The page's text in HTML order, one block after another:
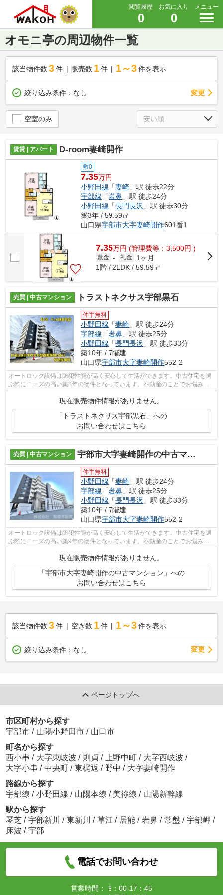
閲覧履歴
0
お気に入り
0
メニュー
オモニ亭の周辺物件一覧
該当物件数 3件 販売数 1 件 1～3 件を表示
絞り込み条件： なし 変更
空室のみ
賃貸 | アパート D-room妻崎開作
敷0
7.35万円
小野田線 「妻崎 」駅 徒歩22分
宇部線 「岩鼻 」駅 徒歩24分
小野田線 「長門長沢 」駅 徒歩30分
築3年 / 59.59㎡
山口県宇部市大字妻崎開作601番1
7.35万円 (管理費等：3,500円 )
敷金 - 礼金
1ヶ月
1階 / 2LDK / 59.59㎡
売買 | 中古マンション トラストネクサス宇部黒石
仲手無料
小野田線 「妻崎 」駅 徒歩24分
宇部線 「岩鼻 」駅 徒歩25分
小野田線 「長門長沢 」駅 徒歩33分
築10年 / 7階建
山口県宇部市大字妻崎開作552-2
オートロック設備は防犯性能が高く安心して生活ができます。中古住宅を選
ぶ際にニーズの高い築8年の物件となっています。不動産のことでお悩みな
現在販売物件情報がありません。
「トラストネクサス宇部黒石」への
お問い合わせはこちら
売買 | 中古マンション 宇部市大字妻崎開作の中古マンション
仲手無料
小野田線 「妻崎 」駅 徒歩24分
宇部線 「岩鼻 」駅 徒歩25分
小野田線 「長門長沢 」駅 徒歩33分
築10年 / 7階建
山口県宇部市大字妻崎開作552-2
オートロック設備は防犯性能が高く安心して生活ができます。中古住宅を選
ぶ際にニーズの高い築9年の物件となっています。不動産のことでお悩みな
ら、先ずは当社をお尋ねください。経験...
現在販売物件情報がありません。
「宇部市大字妻崎開作の中古マンション」への
お問い合わせはこちら
該当物件数 3件 空き数 1 件 1～3 件を表示
絞り込み条件： なし 変更
ページトップへ
市区町村から探す
宇部市 / 山陽小野田市 / 山口市
町名から探す
西小串 / 大字東岐波 / 則貞 / 上野中町 / 大字西岐波 /
大字小串 / 中央町 / 東梶返 / 野中 / 大字妻崎開作
路線から探す
宇部線 / 小野田線 / 山陽本線 / 美祢線 / 山陽新幹線
駅から探す
琴芝 / 宇部新川 / 東新川 / 草江 / 居能 / 岩鼻 / 常盤 / 宇部岬 /
床波 / 宇部
電話でお問い合わせ
営業時間：
9：00-17：45